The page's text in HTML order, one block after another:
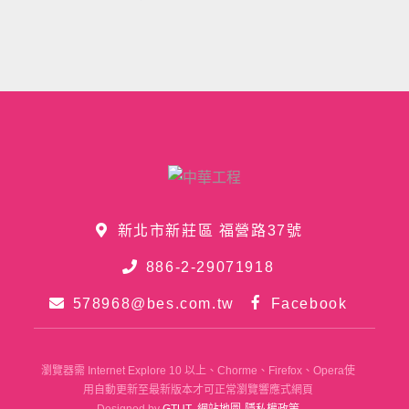
新北市新莊區 福營路37號
886-2-29071918
578968@bes.com.tw Facebook
瀏覽器需 Internet Explore 10 以上、Chorme、Firefox、Opera使
用自動更新至最新版本才可正常瀏覽響應式網頁